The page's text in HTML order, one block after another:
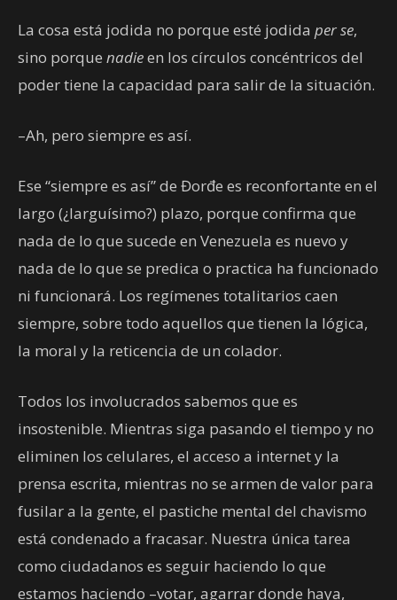
La cosa está jodida no porque esté jodida per se,
sino porque nadieen los círculos concéntricos del
poder tiene la capacidad para salir de la situación.
–Ah, pero siempre es así.
Ese “siempre es así” de Đorđe es reconfortante en el
largo (¿larguísimo?) plazo, porque confirma que
nada de lo que sucede en Venezuela es nuevo y
nada de lo que se predica o practica ha funcionado
ni funcionará. Los regímenes totalitarios caen
siempre, sobre todo aquellos que tienen la lógica,
la moral y la reticencia de un colador.
Todos los involucrados sabemos que es
insostenible. Mientras siga pasando el tiempo y no
eliminen los celulares, el acceso a internet y la
prensa escrita, mientras no se armen de valor para
fusilar a la gente, el pastiche mental del chavismo
está condenado a fracasar. Nuestra única tarea
como ciudadanos es seguir haciendo lo que
estamos haciendo –votar, agarrar donde haya,